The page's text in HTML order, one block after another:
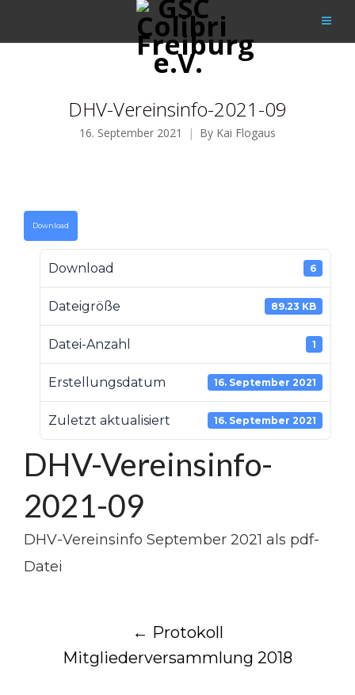
DHV-Vereinsinfo-2021-09
16. September 2021 By Kai Flogaus
Download
Download 6
Dateigröße 89.23 KB
Datei-Anzahl 1
Erstellungsdatum 16. September 2021
Zuletzt aktualisiert 16. September 2021
DHV-Vereinsinfo-
2021-09
DHV-Vereinsinfo September 2021 als pdf-
Datei
navigation
← Protokoll
Mitgliederversammlung 2018